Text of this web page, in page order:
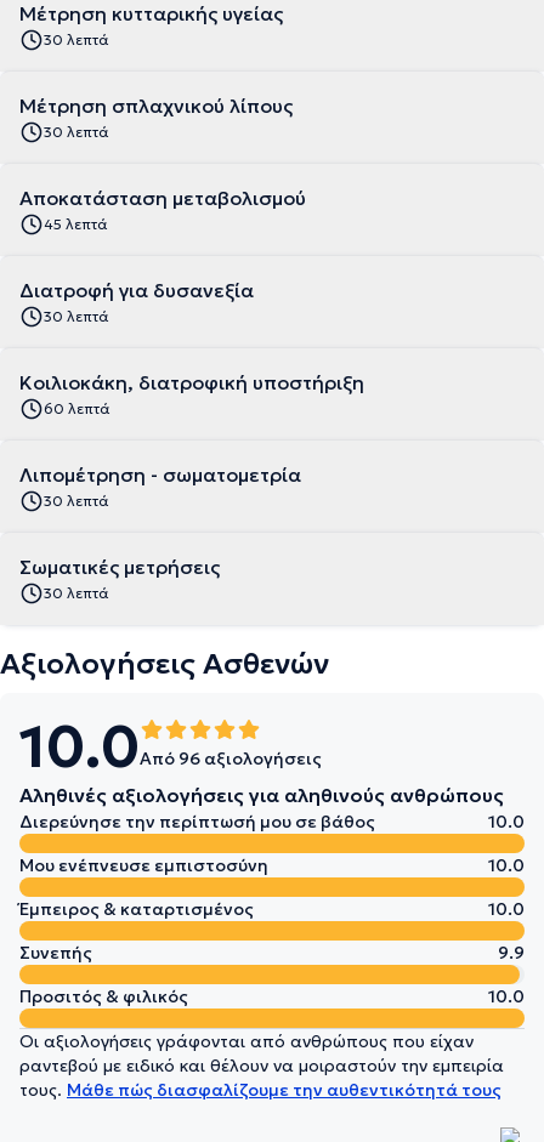
Mέτρηση κυτταρικής υγείας
30 λεπτά
Mέτρηση σπλαχνικού λίπους
30 λεπτά
Αποκατάσταση μεταβολισμού
45 λεπτά
Διατροφή για δυσανεξία
30 λεπτά
Κοιλιοκάκη, διατροφική υποστήριξη
60 λεπτά
Λιπομέτρηση - σωματομετρία
30 λεπτά
Σωματικές μετρήσεις
30 λεπτά
Αξιολογήσεις Ασθενών
10.0Από 96 αξιολογήσεις
Αληθινές αξιολογήσεις για αληθινούς ανθρώπους
Διερεύνησε την περίπτωσή μου σε βάθος
10.0
Μου ενέπνευσε εμπιστοσύνη
10.0
Έμπειρος & καταρτισμένος
10.0
Συνεπής
9.9
Προσιτός & φιλικός
10.0
Οι αξιολογήσεις γράφονται από ανθρώπους που είχαν
ραντεβού με ειδικό και θέλουν να μοιραστούν την εμπειρία
τους. Μάθε πώς διασφαλίζουμε την αυθεντικότητά τους